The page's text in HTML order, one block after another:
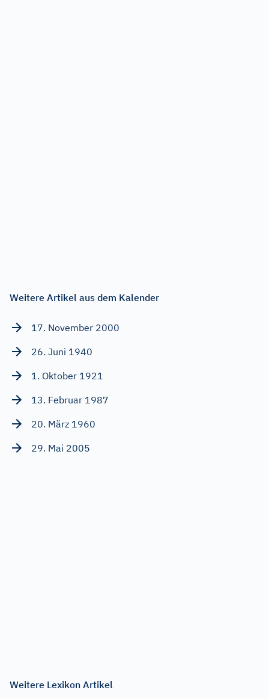
Weitere Artikel aus dem Kalender
17. November 2000
26. Juni 1940
1. Oktober 1921
13. Februar 1987
20. März 1960
29. Mai 2005
Weitere Lexikon Artikel